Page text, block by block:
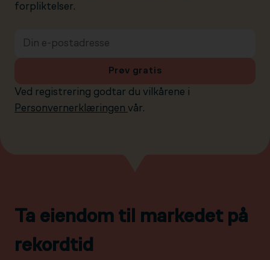
forpliktelser.
Ved registrering godtar du vilkårene i
Personvernerklæringen vår.
Prøv gratis
Ta eiendom til markedet på
rekordtid